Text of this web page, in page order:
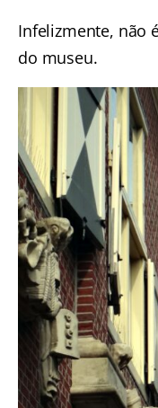
Infelizmente, não
do museu.